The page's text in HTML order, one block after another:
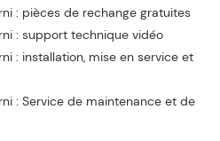
: pièces de rechange gratuites
: support technique vidéo
: installation, mise en service et
: Service de maintenance et de